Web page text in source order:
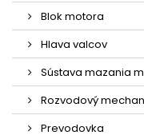
Blok motora
Hlava valcov
Sústava mazania
Rozvodový
Prevodovka